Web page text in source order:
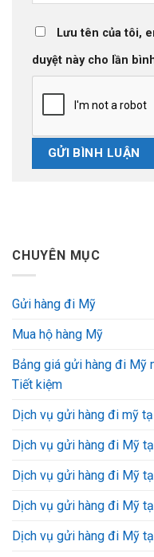
Lưu tên của tôi,
duyệt này cho lần
CHUYÊN MỤC
Gửi hàng đi Mỹ
Mua hộ hàng Mỹ
Bảng giá gửi hàng đi Mỹ
Tiết kiệm
Dịch vụ gửi hàng đi mỹ
Dịch vụ gửi hàng đi Mỹ
Dịch vụ gửi hàng đi Mỹ
Dịch vụ gửi hàng đi Mỹ
Dịch vụ gửi hàng đi Mỹ